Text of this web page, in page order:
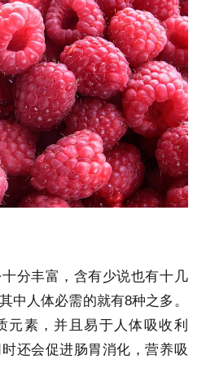
分丰富，含有少说也有十几
中人体必需的就有8种之多。
元素，并且易于人体吸收利
还会促进肠胃消化，营养吸